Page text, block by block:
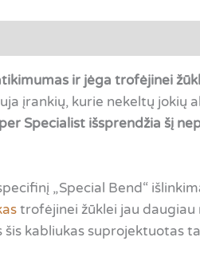
ir jėga trofėjinei
įrankių, kurie nekeltų jokių
Specialist išsprendžia šį
„Special Bend“
trofėjinei žūklei jau
šis kabliukas suprojektuotas